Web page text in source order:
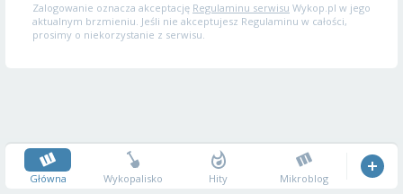
Zalogowanie oznacza akceptację Regulaminu serwisu Wykop.pl w jego
aktualnym brzmieniu. Jeśli nie akceptujesz Regulaminu w całości,
prosimy o niekorzystanie z serwisu.
Główna Wykopalisko Hity Mikroblog